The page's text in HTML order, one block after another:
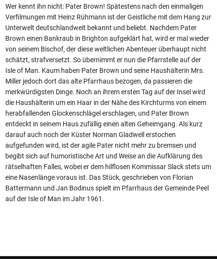
Wer kennt ihn nicht: Pater Brown! Spätestens nach den einmaligen
Verfilmungen mit Heinz Rühmann ist der Geistliche mit dem Hang zur
Unterwelt deutschlandweit bekannt und beliebt. Nachdem Pater
Brown einen Bankraub in Brighton aufgeklärt hat, wird er mal wieder
von seinem Bischof, der diese weltlichen Abenteuer überhaupt nicht
schätzt, strafversetzt. So übernimmt er nun die Pfarrstelle auf der
Isle of Man. Kaum haben Pater Brown und seine Haushälterin Mrs.
Miller jedoch dort das alte Pfarrhaus bezogen, da passieren die
merkwürdigsten Dinge. Noch an ihrem ersten Tag auf der Insel wird
die Haushälterin um ein Haar in der Nähe des Kirchturms von einem
herabfallenden Glockenschlägel erschlagen, und Pater Brown
entdeckt in seinem Haus zufällig einen alten Geheimgang. Als kurz
darauf auch noch der Küster Norman Gladwell erstochen
aufgefunden wird, ist der agile Pater nicht mehr zu bremsen und
begibt sich auf humoristische Art und Weise an die Aufklärung des
rätselhaften Falles, wobei er dem hilflosen Kommissar Slack stets um
eine Nasenlänge voraus ist. Das Stück, geschrieben von Florian
Battermann und Jan Bodinus spielt im Pfarrhaus der Gemeinde Peel
auf der Isle of Man im Jahr 1961.